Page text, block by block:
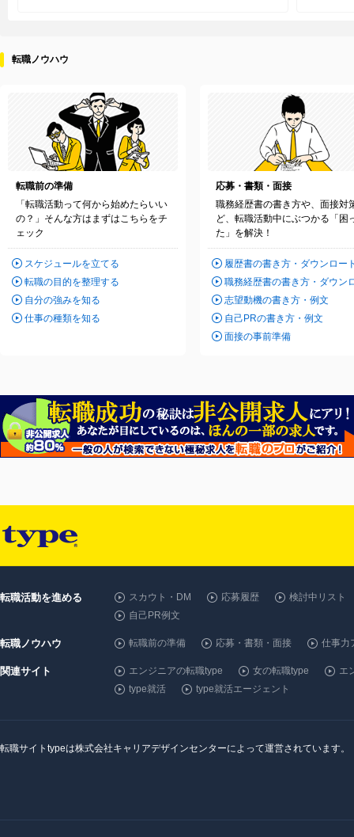
転職ノウハウ
転職前の準備
「転職活動って何から始めたらいい
の？」そんな方はまずはこちらをチ
ェック
スケジュールを立てる
転職の目的を整理する
自分の強みを知る
仕事の種類を知る
応募・書類・面接
職務経歴書の書き方や、面接対
ど、転職活動中にぶつかる「困
た」を解決！
履歴書の書き方・ダウンロー
職務経歴書の書き方・ダウン
志望動機の書き方・例文
自己PRの書き方・例文
面接の事前準備
転職活動を進める スカウト・DM 応募履歴
検討中リスト
自己PR例文
転職ノウハウ 転職前の準備 応募・書類・面接 仕事力
関連サイト エンジニアの転職type 女の転職type
エ
type就活
type就活エージェント
転職サイトtypeは株式会社キャリアデザインセンターによって運営されています。